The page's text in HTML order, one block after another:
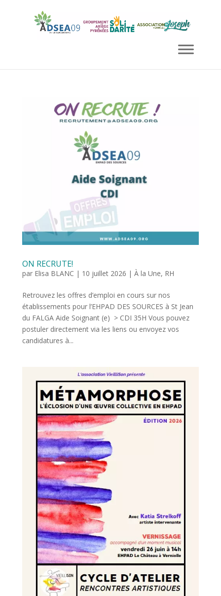
ON RECRUTE!
par Elisa BLANC | 10 juillet 2026 | À la Une, RH
Retrouvez les offres d’emploi en cours sur nos
établissements pour l’EHPAD DES SOURCES à St Jean
du FALGA Aide Soignant (e) > CDI 35H Vous pouvez
postuler directement via les liens ou envoyez vos
candidatures à...